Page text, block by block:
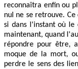
reconnaîtra enfin ou
nul ne se retrouve.
si dans l'instant où le
maintenant, quand
répondre pour être,
moque de la mort,
perdre le sens des